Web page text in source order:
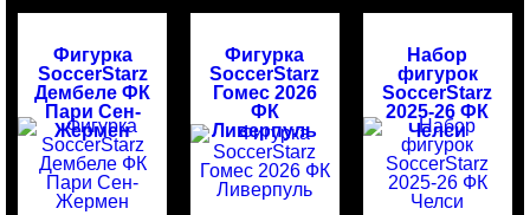
Фигурка
SoccerStarz
Дембеле ФК
Пари Сен-
Жермен
Фигурка
SoccerStarz
Гомес 2026
ФК
Ливерпуль
Набор
фигурок
SoccerStarz
2025-26 ФК
Челси